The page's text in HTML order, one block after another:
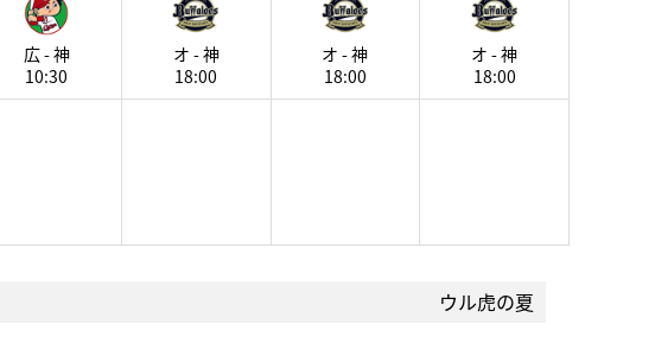
広 - 神
10:30
オ - 神
18:00
オ - 神
18:00
オ - 神
18:00
ウル虎の夏